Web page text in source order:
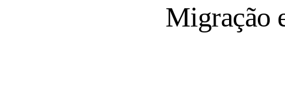
Migração